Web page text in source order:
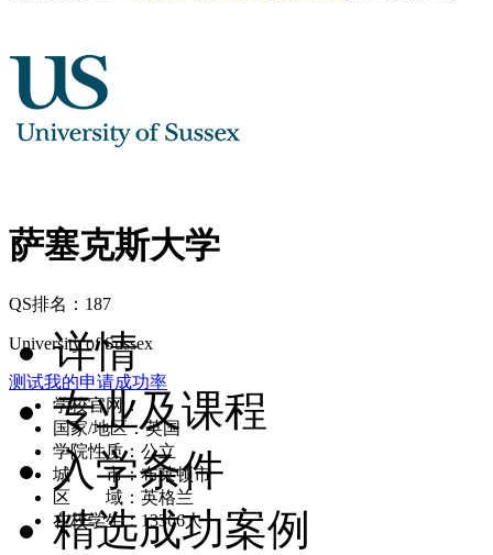
萨塞克斯大学
QS排名：187
University of Sussex
测试我的申请成功率
学校官网：
www.sussex.ac.uk
国家/地区：英国
学院性质：公立
城 市：布莱顿市
区 域：英格兰
在校学生：13366人
详情
专业及课程
入学条件
精选成功案例